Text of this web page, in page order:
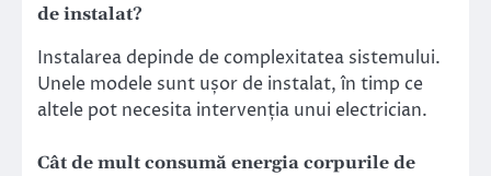
de instalat?
Instalarea depinde de complexitatea sistemului.
Unele modele sunt ușor de instalat, în timp ce
altele pot necesita intervenția unui electrician.
Cât de mult consumă energia corpurile de